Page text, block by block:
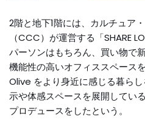
2階と地下1階には、カルチュア
（CCC）が運営する「SHARE
パーソンはもちろん、買い物で
機能性の高いオフィススペース
Olive をより身近に感じる暮ら
示や体感スペースを展開してい
プロデュースをしたという。